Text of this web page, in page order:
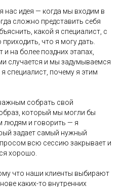
нас идея — когда мы входим в
сложно представить себя
какой я специалист, с
что я могу дать.
и на более поздних этапах,
случается и мы задумываемся
специалист, почему я этим
собрать свой
который мы могли бы
людям и говорить — я
задает самый нужный
всю сессию закрывает и
хорошо.
что наши клиенты выбирают
каких-то внутренних